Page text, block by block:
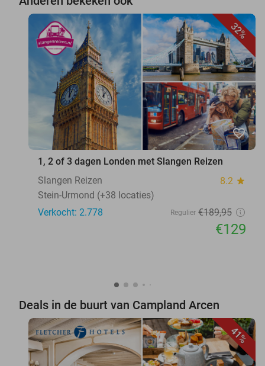
32%
favorite_border
1, 2 of 3 dagen Londen met Slangen Reizen
Slangen Reizen
8.2 star
Stein-Urmond (+38 locaties)
Verkocht: 2.778
Regulier €189,95
€129
Deals in de buurt van Campland Arcen
41%